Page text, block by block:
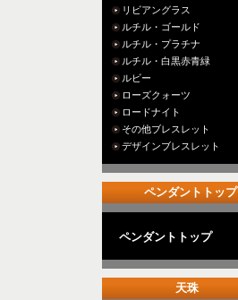
リビアングラス
ルチル・ゴールド
ルチル・プラチナ
ルチル・白黒赤青緑
ルビー
ローズクォーツ
ロードナイト
その他ブレスレット
デザインブレスレット
ペンダントトップ
ペンダントトップ
天珠